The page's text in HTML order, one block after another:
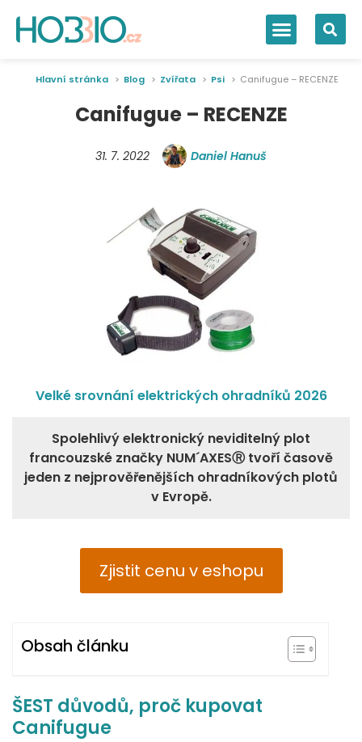
Hlavní stránka Blog Zvířata Psi Canifugue – RECENZE
Canifugue – RECENZE
31. 7. 2022 Daniel Hanuš
Velké srovnání elektrických ohradníků 2026
Spolehlivý elektronický neviditelný plot
francouzské značky NUM´AXESⓇ tvoří časově
jeden z nejprověřenějších ohradníkových plotů
v Evropě.
Zjistit cenu v eshopu
Obsah článku
ŠEST důvodů, proč kupovat
Canifugue